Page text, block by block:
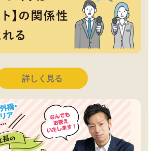
詳しく見る